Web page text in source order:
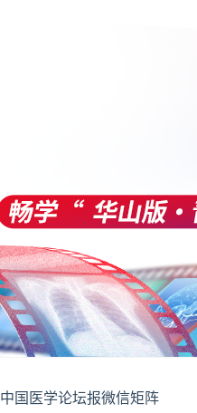
中国医学论坛报微信矩阵